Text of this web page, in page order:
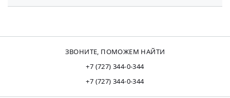
ЗВОНИТЕ, ПОМОЖЕМ НАЙТИ
+7 (727) 344-0-344
+7 (727) 344-0-344